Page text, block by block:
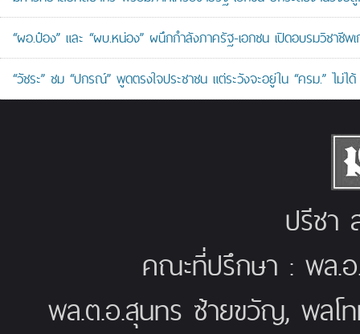
“ผอ.ป๋อง” และ “ผบ.หน่อง” ผนึกกำลังภาครัฐ-เอกชน เปิดอบรมวิชาชี
“วัชระ” ชม “ปกรณ์” พูดตรงใจประชาชน แต่ระวังจะอยู่ใน “ครม.” ไม่ได้
ปรีชา
คณะที่ปรึกษา : พล.
พล.ต.อ.สุนทร ซ้ายขวัญ, พล